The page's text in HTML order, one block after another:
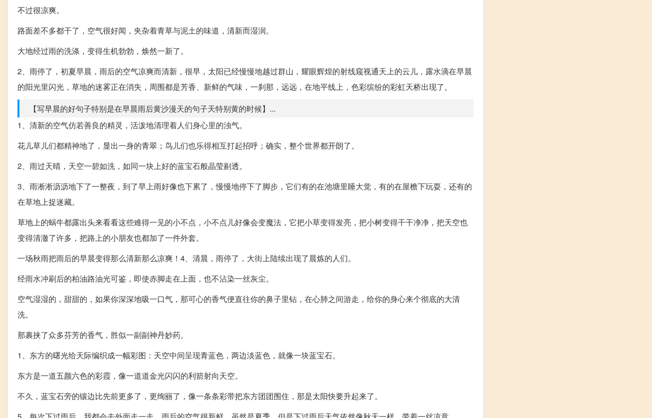
不过很凉爽。
路面差不多都干了，空气很好闻，夹杂着青草与泥土的味道，清新而湿润。
大地经过雨的洗涤，变得生机勃勃，焕然一新了。
2、雨停了，初夏早晨，雨后的空气凉爽而清新，很早，太阳已经慢慢地越过群山，耀眼辉煌的射线窥视通天上的云儿，露水滴在早晨
的阳光里闪光，草地的迷雾正在消失，周围都是芳香、新鲜的气味，一刹那，远远，在地平线上，色彩缤纷的彩虹天桥出现了。
【写早晨的好句子特别是在早晨雨后黄沙漫天的句子天特别黄的时候】...
1、清新的空气仿若善良的精灵，活泼地清理着人们身心里的浊气。
花儿草儿们都精神地了，显出一身的青翠；鸟儿们也乐得相互打起招呼；确实，整个世界都开朗了。
2、雨过天晴，天空一碧如洗，如同一块上好的蓝宝石般晶莹剔透。
3、雨淅淅沥沥地下了一整夜，到了早上雨好像也下累了，慢慢地停下了脚步，它们有的在池塘里睡大觉，有的在屋檐下玩耍，还有的
在草地上捉迷藏。
草地上的蜗牛都露出头来看看这些难得一见的小不点，小不点儿好像会变魔法，它把小草变得发亮，把小树变得干干净净，把天空也
变得清澈了许多，把路上的小朋友也都加了一件外套。
一场秋雨把雨后的早晨变得那么清新那么凉爽！4、清晨，雨停了，大街上陆续出现了晨炼的人们。
经雨水冲刷后的柏油路油光可鉴，即使赤脚走在上面，也不沾染一丝灰尘。
空气湿湿的，甜甜的，如果你深深地吸一口气，那可心的香气便直往你的鼻子里钻，在心肺之间游走，给你的身心来个彻底的大清
洗。
那裹挟了众多芬芳的香气，胜似一副副神丹妙药。
1、东方的曙光给天际编织成一幅彩图：天空中间呈现青蓝色，两边淡蓝色，就像一块蓝宝石。
东方是一道五颜六色的彩霞，像一道道金光闪闪的利箭射向天空。
不久，蓝宝石旁的镶边比先前更多了，更绚丽了，像一条条彩带把东方团团围住，那是太阳快要升起来了。